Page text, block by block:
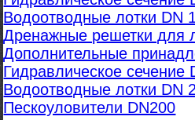
Водоотводные лотки DN
Дренажные решетки для
Дополнительные
Гидравлическое сечение
Водоотводные лотки DN
Пескоуловители DN200